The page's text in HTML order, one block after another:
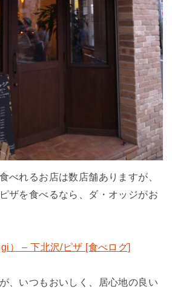
べれるお店は数店舗ありますが、
ザを食べるなら、ダ・オッジがお
） – 下北沢/ピザ [食べログ]
、いつもおいしく、居心地の良い